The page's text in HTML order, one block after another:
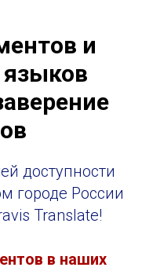
и
языков
доступности
городе России
Translate!
в наших